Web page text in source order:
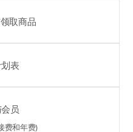
取商品
表
员
费和年费)